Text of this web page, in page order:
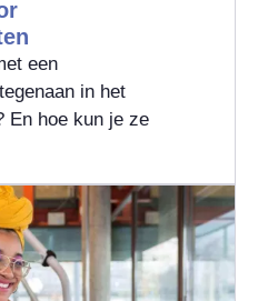
een
in het
En hoe kun je ze